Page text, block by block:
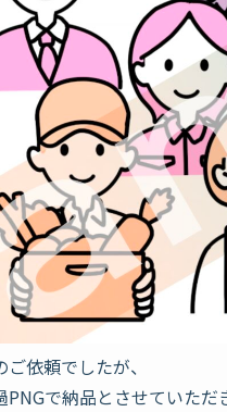
ご依頼でしたが、
PNGで納品とさせていた